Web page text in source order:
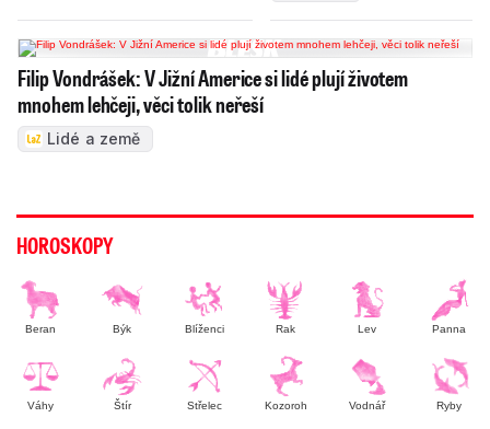
Filip Vondrášek: V Jižní Americe si lidé plují životem
mnohem lehčeji, věci tolik neřeší
Lidé a země
HOROSKOPY
Beran Býk Blíženci Rak Lev Panna
Váhy Štír Střelec Kozoroh Vodnář Ryby